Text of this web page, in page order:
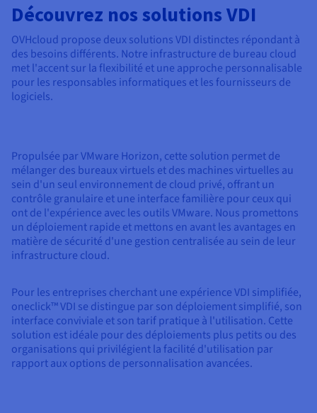
Découvrez nos solutions VDI
OVHcloud propose deux solutions VDI distinctes répondant à
des besoins différents. Notre infrastructure de bureau cloud
met l'accent sur la flexibilité et une approche personnalisable
pour les responsables informatiques et les fournisseurs de
logiciels.
Propulsée par VMware Horizon, cette solution permet de
mélanger des bureaux virtuels et des machines virtuelles au
sein d'un seul environnement de cloud privé, offrant un
contrôle granulaire et une interface familière pour ceux qui
ont de l'expérience avec les outils VMware. Nous promettons
un déploiement rapide et mettons en avant les avantages en
matière de sécurité d'une gestion centralisée au sein de leur
infrastructure cloud.
Pour les entreprises cherchant une expérience VDI simplifiée,
oneclick™ VDI se distingue par son déploiement simplifié, son
interface conviviale et son tarif pratique à l'utilisation. Cette
solution est idéale pour des déploiements plus petits ou des
organisations qui privilégient la facilité d'utilisation par
rapport aux options de personnalisation avancées.